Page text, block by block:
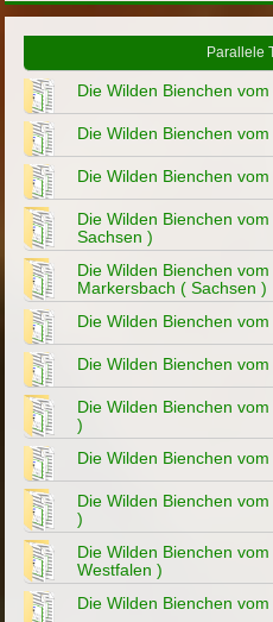
Parallele
Die Wilden Bienchen
Die Wilden Bienchen
Die Wilden Bienchen
Die Wilden Bienchen
Sachsen )
Die Wilden Bienchen
Markersbach ( Sachsen )
Die Wilden Bienchen
Die Wilden Bienchen
Die Wilden Bienchen
)
Die Wilden Bienchen
Die Wilden Bienchen
)
Die Wilden Bienchen
Westfalen )
Die Wilden Bienchen